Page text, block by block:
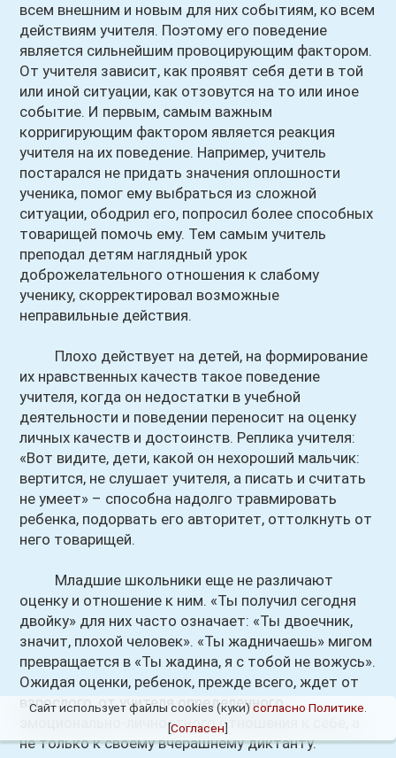
всем внешним и новым для них событиям, ко всем
действиям учителя. Поэтому его поведение
является сильнейшим провоцирующим фактором.
От учителя зависит, как проявят себя дети в той
или иной ситуации, как отзовутся на то или иное
событие. И первым, самым важным
корригирующим фактором является реакция
учителя на их поведение. Например, учитель
постарался не придать значения оплошности
ученика, помог ему выбраться из сложной
ситуации, ободрил его, попросил более способных
товарищей помочь ему. Тем самым учитель
преподал детям наглядный урок
доброжелательного отношения к слабому
ученику, скорректировал возможные
неправильные действия.
Плохо действует на детей, на формирование
их нравственных качеств такое поведение
учителя, когда он недостатки в учебной
деятельности и поведении переносит на оценку
личных качеств и достоинств. Реплика учителя:
«Вот видите, дети, какой он нехороший мальчик:
вертится, не слушает учителя, а писать и считать
не умеет» – способна надолго травмировать
ребенка, подорвать его авторитет, оттолкнуть от
него товарищей.
Младшие школьники еще не различают
оценку и отношение к ним. «Ты получил сегодня
двойку» для них часто означает: «Ты двоечник,
значит, плохой человек». «Ты жадничаешь» мигом
превращается в «Ты жадина, я с тобой не вожусь».
Ожидая оценки, ребенок, прежде всего, ждет от
взрослого, от учителя определенного
эмоционально-личностного отношения к себе, а
не только к своему вчерашнему диктанту.
Сайт использует файлы cookies (куки) согласно Политике
[Согласен]